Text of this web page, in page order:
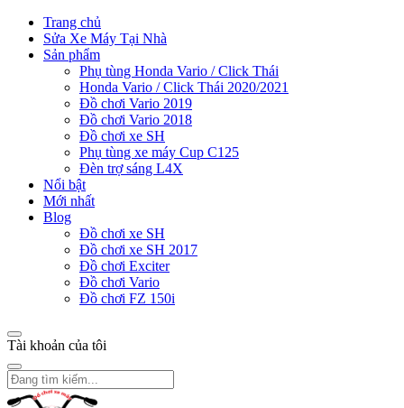
Trang chủ
Sửa Xe Máy Tại Nhà
Sản phẩm
Phụ tùng Honda Vario / Click Thái
Honda Vario / Click Thái 2020/2021
Đồ chơi Vario 2019
Đồ chơi Vario 2018
Đồ chơi xe SH
Phụ tùng xe máy Cup C125
Đèn trợ sáng L4X
Nổi bật
Mới nhất
Blog
Đồ chơi xe SH
Đồ chơi xe SH 2017
Đồ chơi Exciter
Đồ chơi Vario
Đồ chơi FZ 150i
Tài khoản của tôi